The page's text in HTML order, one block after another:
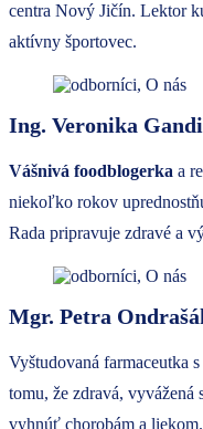
centra Nový Jičín. Lektor
aktívny športovec.
Ing. Veronika Gandi
Vášnivá foodblogerka a
niekoľko rokov
Rada pripravuje zdravé a
Mgr. Petra
Vyštudovaná farmaceutka
tomu, že zdravá, vyvážená
vyhnúť chorobám a liekom.